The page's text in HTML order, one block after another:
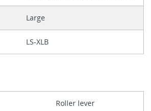
Large
LS-XLB
Roller lever